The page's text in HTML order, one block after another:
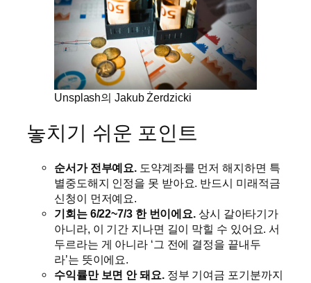
Unsplash의 Jakub Żerdzicki
놓치기 쉬운 포인트
순서가 전부예요. 도약계좌를 먼저 해지하면 특
별중도해지 인정을 못 받아요. 반드시 미래적금
신청이 먼저예요.
기회는 6/22~7/3 한 번이에요. 상시 갈아타기가
아니라, 이 기간 지나면 길이 막힐 수 있어요. 서
두르라는 게 아니라 ‘그 전에 결정을 끝내두
라’는 뜻이에요.
수익률만 보면 안 돼요.정부 기여금 포기분까지